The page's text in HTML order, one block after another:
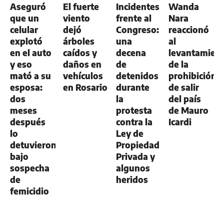
Aseguró
que un
celular
explotó
en el auto
y eso
mató a su
esposa:
dos
meses
después
lo
detuvieron
bajo
sospecha
de
femicidio
El fuerte
viento
dejó
árboles
caídos y
daños en
vehículos
en Rosario
Incidentes
frente al
Congreso:
una
decena
de
detenidos
durante
la
protesta
contra la
Ley de
Propiedad
Privada y
algunos
heridos
Wanda
Nara
reaccionó
al
de la
prohibición
de salir
del país
de Mauro
Icardi